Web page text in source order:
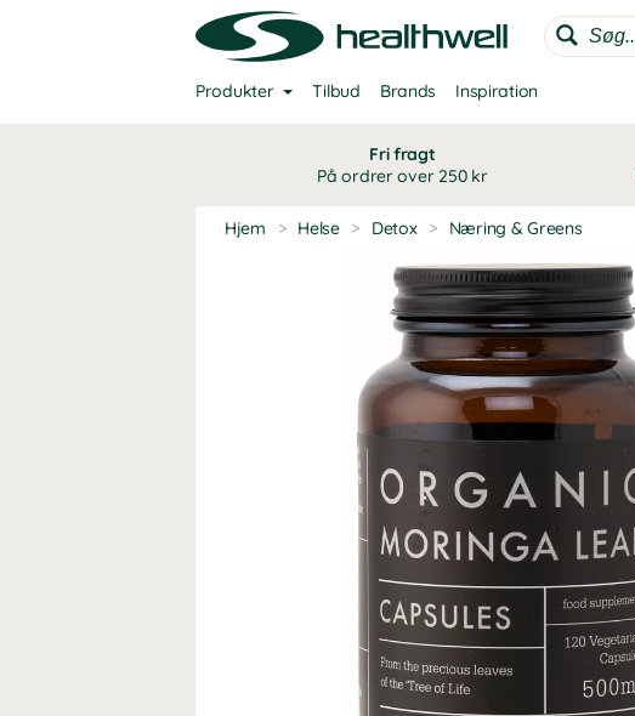
Produkter Tilbud Brands Inspiration
Fri fragt
På ordrer over 250 kr
Hjem > Helse > Detox > Næring & Greens